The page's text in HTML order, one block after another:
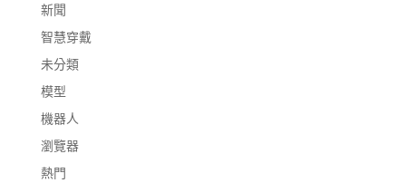
新聞
智慧穿戴
未分類
模型
機器人
瀏覽器
熱門